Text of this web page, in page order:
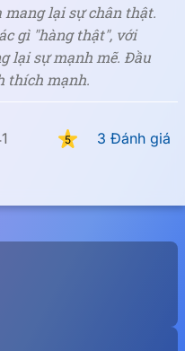
5 3 Đánh giá
mang lại sự chân thật.
gì "hàng thật", với
lại sự mạnh mẽ. Đầu
thích mạnh.